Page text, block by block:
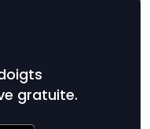
gratuite.